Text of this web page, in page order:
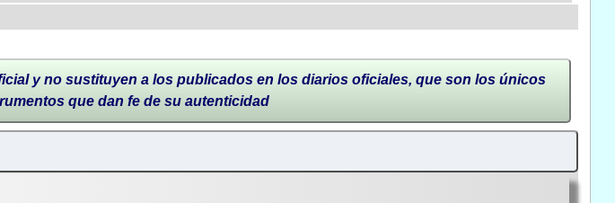
y no sustituyen a los publicados en los diarios oficiales, que son los únicos
que dan fe de su autenticidad